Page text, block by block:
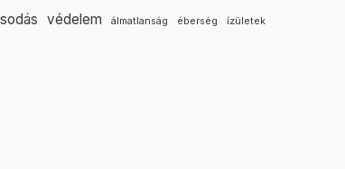
védelem álmatlanság éberség ízületek